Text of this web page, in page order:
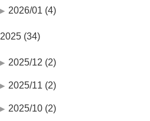
2026/01 (4)
2025 (34)
2025/12 (2)
2025/11 (2)
2025/10 (2)